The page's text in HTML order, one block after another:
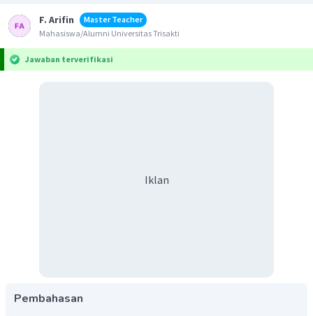
F. Arifin
Master Teacher
Mahasiswa/Alumni Universitas Trisakti
Jawaban terverifikasi
Iklan
Pembahasan